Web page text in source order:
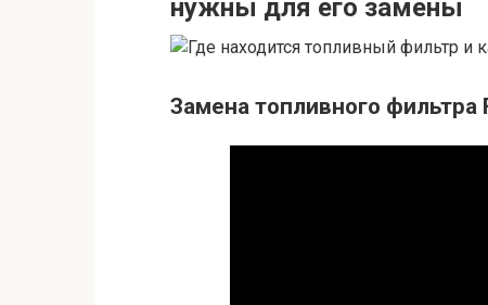
нужны для его замены
Замена топливного фильтра